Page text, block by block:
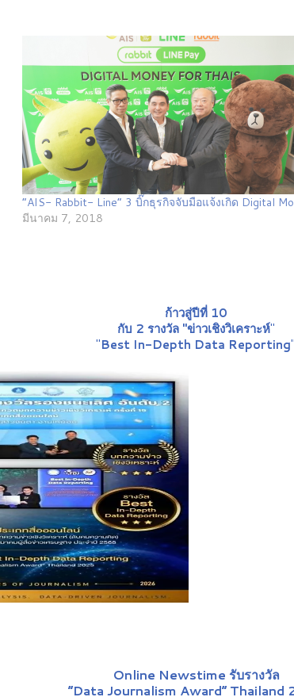
“AIS- Rabbit- Line” 3 บิ๊กธุรกิจจับมือแจ้งเกิด Digital
มีนาคม 7, 2018
ก้าวสู่ปีที่ 10
กับ 2 รางวัล "ข่าวเชิงวิเคราะห์"
"Best In-Depth Data Reporting"
Online Newstime รับรางวัล
“Data Journalism Award” Thailand